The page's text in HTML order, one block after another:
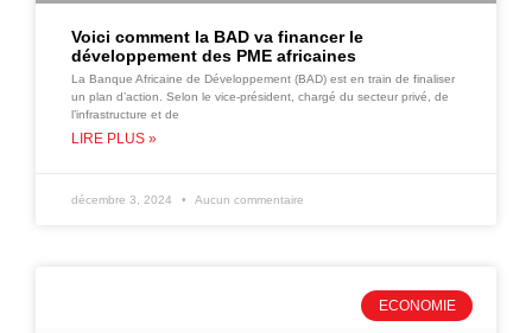
Voici comment la BAD va financer le
développement des PME africaines
La Banque Africaine de Développement (BAD) est en train de finaliser
un plan d’action. Selon le vice-président, chargé du secteur privé, de
l’infrastructure et de
LIRE PLUS »
décembre 3, 2024 Aucun commentaire
ECONOMIE